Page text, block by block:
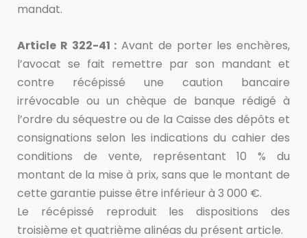
mandat.
Article R 322-41 : Avant de porter les enchères,
l’avocat se fait remettre par son mandant et
contre récépissé une caution bancaire
irrévocable ou un chèque de banque rédigé à
l’ordre du séquestre ou de la Caisse des dépôts et
consignations selon les indications du cahier des
conditions de vente, représentant 10 % du
montant de la mise à prix, sans que le montant de
cette garantie puisse être inférieur à 3 000 €.
Le récépissé reproduit les dispositions des
troisième et quatrième alinéas du présent article.